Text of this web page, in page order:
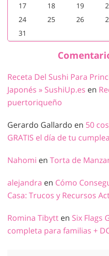
17
18 19
24
25 26
31
Receta Del Sushi Para
Japonés » SushiUp.es en
puertoriqueño
Gerardo Gallardo en 50
GRATIS el día de tu
Nahomi en Torta de
alejandra en Cómo
Casa: Trucos y Recursos
Romina Tibytt en Six Flags
completa para familias +